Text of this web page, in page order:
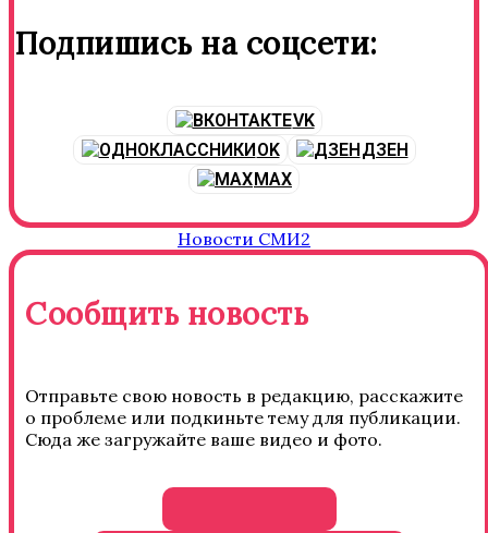
Подпишись на соцсети:
VK
OK
ДЗЕН
MAX
Новости СМИ2
Сообщить новость
Отправьте свою новость в редакцию, расскажите
о проблеме или подкиньте тему для публикации.
Сюда же загружайте ваше видео и фото.